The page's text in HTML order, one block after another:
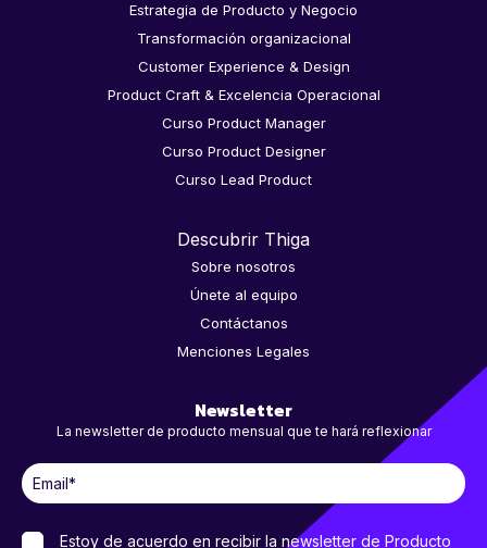
Estrategia de Producto y Negocio
Transformación organizacional
Customer Experience & Design
Product Craft & Excelencia Operacional
Curso Product Manager
Curso Product Designer
Curso Lead Product
Descubrir Thiga
Sobre nosotros
Únete al equipo
Contáctanos
Menciones Legales
Newsletter
La newsletter de producto mensual que te hará reflexionar
Estoy de acuerdo en recibir la newsletter de Producto